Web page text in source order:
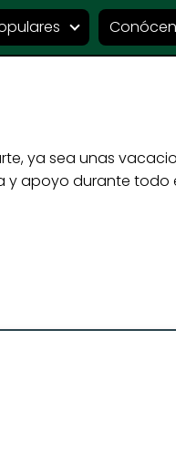
ya sea unas
y apoyo durante todo